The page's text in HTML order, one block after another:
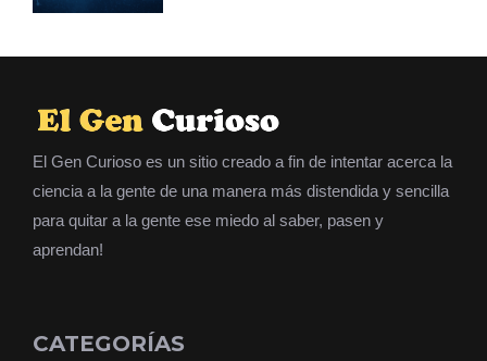
El Gen Curioso es un sitio creado a fin de intentar acerca la
ciencia a la gente de una manera más distendida y sencilla
para quitar a la gente ese miedo al saber, pasen y
aprendan!
CATEGORÍAS